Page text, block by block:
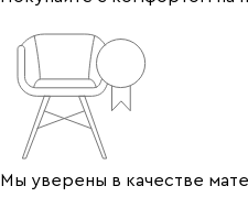
Мы уверены в качестве